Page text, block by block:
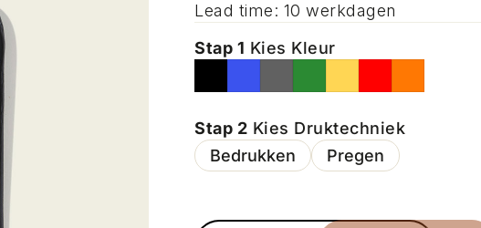
Lead time: 10 werkdagen
Stap 1 Kies Kleur
Stap 2 Kies Druktechniek
Bedrukken
Pregen